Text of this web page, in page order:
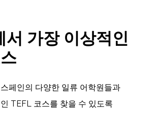
서 가장 이상적인
페인의 다양한 일류 어학원들과
TEFL 코스를 찾을 수 있도록